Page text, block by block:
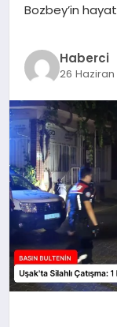
GÜNDEM
Bozbey’in
Haberci
26